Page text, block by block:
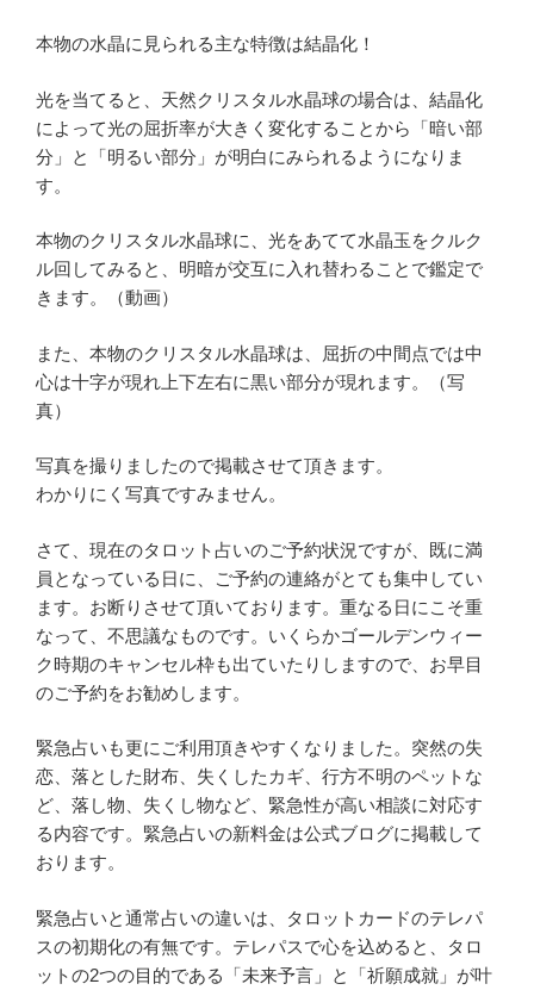
本物の水晶に見られる主な特徴は結晶化！
光を当てると、天然クリスタル水晶球の場合は、結晶化
によって光の屈折率が大きく変化することから「暗い部
分」と「明るい部分」が明白にみられるようになりま
す。
本物のクリスタル水晶球に、光をあてて水晶玉をクルク
ル回してみると、明暗が交互に入れ替わることで鑑定で
きます。（動画）
また、本物のクリスタル水晶球は、屈折の中間点では中
心は十字が現れ上下左右に黒い部分が現れます。（写
真）
写真を撮りましたので掲載させて頂きます。
わかりにく写真ですみません。
さて、現在のタロット占いのご予約状況ですが、既に満
員となっている日に、ご予約の連絡がとても集中してい
ます。お断りさせて頂いております。重なる日にこそ重
なって、不思議なものです。いくらかゴールデンウィー
ク時期のキャンセル枠も出ていたりしますので、お早目
のご予約をお勧めします。
緊急占いも更にご利用頂きやすくなりました。突然の失
恋、落とした財布、失くしたカギ、行方不明のペットな
ど、落し物、失くし物など、緊急性が高い相談に対応す
る内容です。緊急占いの新料金は公式ブログに掲載して
おります。
緊急占いと通常占いの違いは、タロットカードのテレパ
スの初期化の有無です。テレパスで心を込めると、タロ
ットの2つの目的である「未来予言」と「祈願成就」が叶